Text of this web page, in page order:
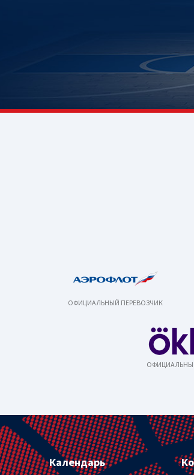
ОФИЦИАЛЬНЫЙ ПЕРЕВОЗЧИК
Календарь